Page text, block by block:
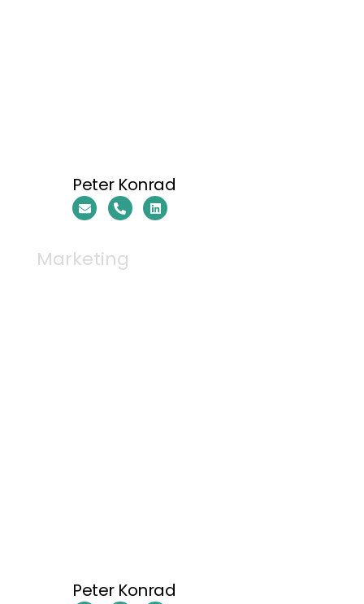
Peter Konrad
Marketing
Peter Konrad